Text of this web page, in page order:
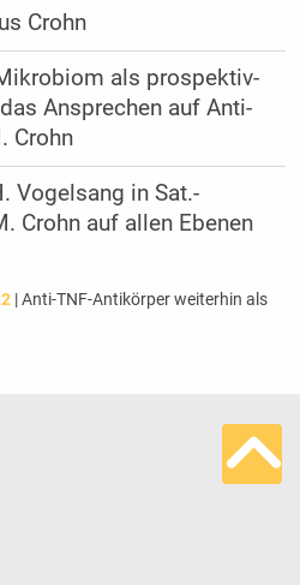
Crohn
als prospektiv-
Ansprechen auf Anti-
Crohn
Vogelsang in Sat.-
Crohn auf allen Ebenen
| Anti-TNF-Antikörper weiterhin als